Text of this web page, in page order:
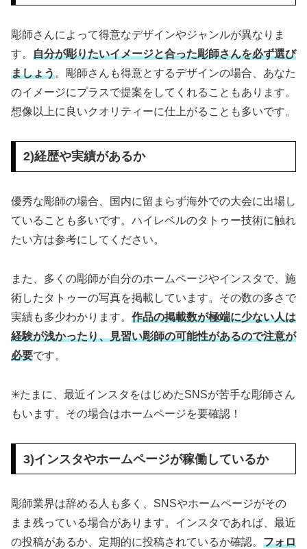
彫師さんによって得意なデザインやジャンルが異なりま
す。 自分が彫りたいイメージと合った彫師さんを必ず選び
ましょう。彫師さんも得意とするデザインの場合、あなた
のイメージにプラスで提案をしてくれることもあります。
想像以上に良いクオリティーに仕上がることも多いです。
2)経歴や実績があるか
優秀な彫師の場合、国内に留まらず海外での大会に出場し
ていることも多いです。ハイレベルのタトゥー技術に触れ
たい方は参考にしてください。
また、多くの彫師が自分のホームページやインスタで、施
術したタトゥーの写真を掲載しています。その数の多さで
実績も多少わかります。 作品の掲載数が極端に少ない人は
経験が浅かったり、見習い彫師の可能性があるので注意が
必要です。
✳︎たまに、最近インスタをはじめたSNSが苦手な彫師さん
もいます。その場合はホームページを要確認！
3)インスタやホームページが稼働しているか
彫師業界は辞める人も多く、SNSやホームページがその
まま残っている場合があります。インスタであれば、最近
の投稿があるか、定期的に投稿されているか確認。 フォロ